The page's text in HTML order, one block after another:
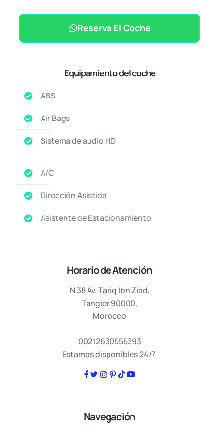
Reserva El Coche
Equipamiento del coche
ABS
Air Bags
Sistema de audio HD
A/C
Dirección Asistida
Asistente de Estacionamiento
Horario de Atención
N 38 Av. Tariq Ibn Ziad,
Tangier 90000,
Morocco
00212630555393
Estamos disponibles 24/7.
Navegación